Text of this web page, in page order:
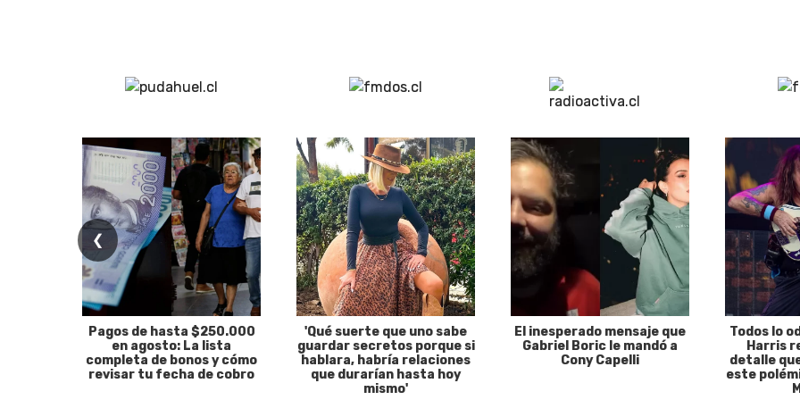
❮
Pagos de hasta $250.000
en agosto: La lista
completa de bonos y cómo
revisar tu fecha de cobro
'Qué suerte que uno sabe
guardar secretos porque si
hablara, habría relaciones
que durarían hasta hoy
mismo'
El inesperado mensaje que
Gabriel Boric le mandó a
Cony Capelli
Todos lo
Harris
detalle
este